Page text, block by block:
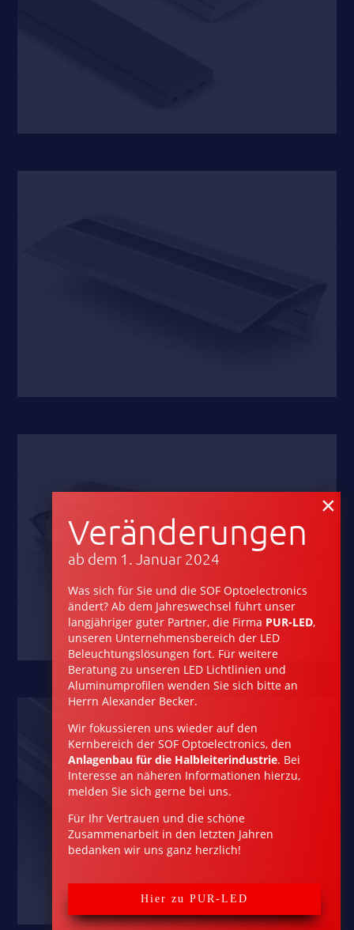
Veränderungen
ab dem 1. Januar 2024
Was sich für Sie und die SOF Optoelectronics
ändert? Ab dem Jahreswechsel führt unser
langjähriger guter Partner, die Firma PUR-LED,
unseren Unternehmensbereich der LED
Beleuchtungs­lösungen fort. Für weitere
Beratung zu unseren LED Lichtlinien und
Aluminumprofilen wenden Sie sich bitte an
Herrn Alexander Becker.
Wir fokussieren uns wieder auf den
Kernbereich der SOF Optoelectronics, den
Anlagen­bau für die Halbleiterindustrie. Bei
Interesse an näheren Informationen hierzu,
melden Sie sich gerne bei uns.
Für Ihr Vertrauen und die schöne
Zusammenarbeit in den letz­ten Jahren
bedanken wir uns ganz herzlich!
Hier zu PUR-LED
×